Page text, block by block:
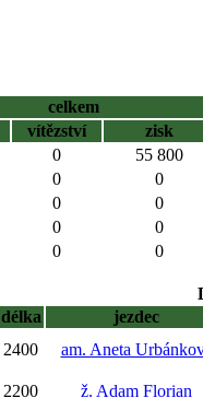
celkem
vítězství zisk
0 55 800
0 0
0 0
0 0
0 0
délka jezdec
2400 am. Aneta
2200 ž. Adam Florian